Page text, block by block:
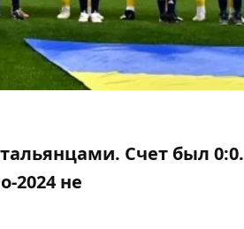
Счет был 0:0.
2024 не